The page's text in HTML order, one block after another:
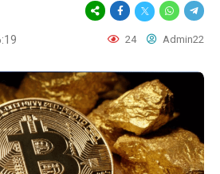
24 Admin22